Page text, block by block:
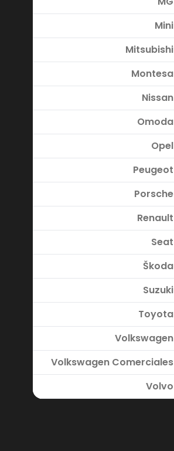
Mini
Mitsubishi
Montesa
Nissan
Omoda
Opel
Peugeot
Porsche
Renault
Seat
Škoda
Suzuki
Toyota
Volkswagen
Volkswagen Comerciales
Volvo